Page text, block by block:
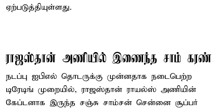
ஏற்படுத்தியுள்ளது.
ராஜஸ்தான் அணியில் இணைந்த சாம் கரண்
நடப்பு ஐபிஎல் தொடருக்கு முன்னதாக நடைபெற்ற
டிரேடிங் முறையில், ராஜஸ்தான் ராயல்ஸ் அணியின்
கேப்டனாக இருந்த சஞ்சு சாம்சன் சென்னை சூப்பர்